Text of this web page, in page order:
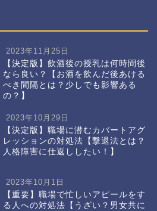
2023年11月25日
【決定版】飲酒後の授乳は何時間後
なら良い？【お酒を飲んだ後あける
べき間隔とは？少しでも影響ある
の？】
2023年10月29日
【決定版】職場に潜むカバートアグ
レッションの対処法【撃退法とは？
人格障害に仕返ししたい！】
2023年10月1日
【重要】職場で忙しいアピールをす
る人への対処法【うざい？男女共に